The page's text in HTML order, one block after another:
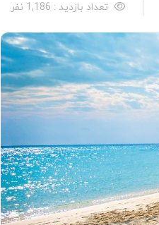
تعداد بازدید : 1,186 نفر